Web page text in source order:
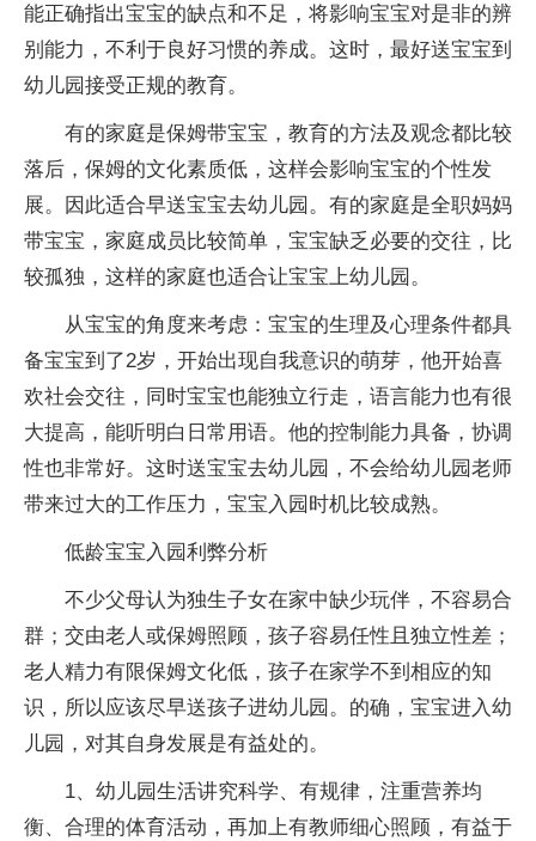
能正确指出宝宝的缺点和不足，将影响宝宝对是非的辨
别能力，不利于良好习惯的养成。这时，最好送宝宝到
幼儿园接受正规的教育。
有的家庭是保姆带宝宝，教育的方法及观念都比较
落后，保姆的文化素质低，这样会影响宝宝的个性发
展。因此适合早送宝宝去幼儿园。有的家庭是全职妈妈
带宝宝，家庭成员比较简单，宝宝缺乏必要的交往，比
较孤独，这样的家庭也适合让宝宝上幼儿园。
从宝宝的角度来考虑：宝宝的生理及心理条件都具
备宝宝到了2岁，开始出现自我意识的萌芽，他开始喜
欢社会交往，同时宝宝也能独立行走，语言能力也有很
大提高，能听明白日常用语。他的控制能力具备，协调
性也非常好。这时送宝宝去幼儿园，不会给幼儿园老师
带来过大的工作压力，宝宝入园时机比较成熟。
低龄宝宝入园利弊分析
不少父母认为独生子女在家中缺少玩伴，不容易合
群；交由老人或保姆照顾，孩子容易任性且独立性差；
老人精力有限保姆文化低，孩子在家学不到相应的知
识，所以应该尽早送孩子进幼儿园。的确，宝宝进入幼
儿园，对其自身发展是有益处的。
1、幼儿园生活讲究科学、有规律，注重营养均
衡、合理的体育活动，再加上有教师细心照顾，有益于